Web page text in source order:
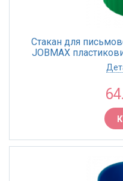
Стакан для
JOBMAX